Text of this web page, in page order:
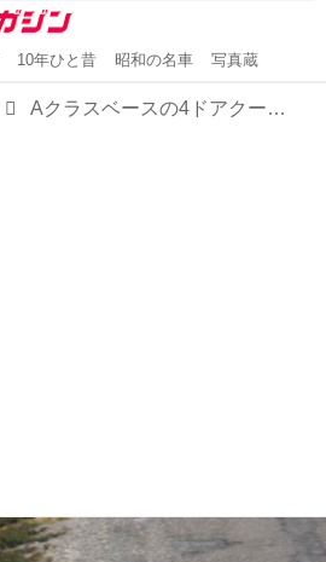
10年ひと昔 昭和の名車 写真蔵
Aクラスベースの4ドアクーペ、メルセデス・ベンツ CLAが獲得した空力性能と硬派なスポーツ性【10年ひと昔の新車】